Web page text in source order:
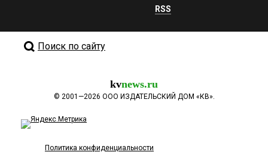
RSS
Поиск по сайту
kvnews.ru
© 2001—2026 ООО ИЗДАТЕЛЬСКИЙ ДОМ «КВ».
Политика конфиденциальности